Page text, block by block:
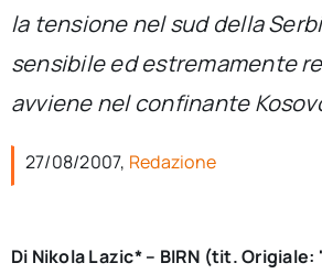
Chi siamo
Cerca
Ita
la tensione nel sud della
sensibile ed estremamente
avviene nel confinante
27/08/2007, Redazione
Di Nikola Lazic* – BIRN (tit. Origiale: